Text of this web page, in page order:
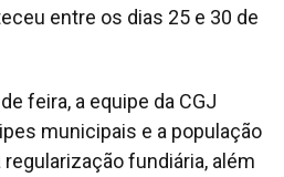
entre os dias 25 e 30 de
feira, a equipe da CGJ
municipais e a população
fundiária, além